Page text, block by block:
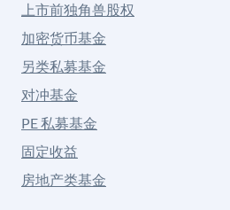
上市前独角兽股权
加密货币基金
另类私募基金
对冲基金
PE 私募基金
固定收益
房地产类基金